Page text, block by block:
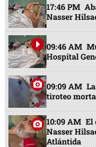
17:46 PM
Nasser
09:46 AM
Hospital
09:09 AM
tiroteo
10:09 AM El
Nasser
Atlántida